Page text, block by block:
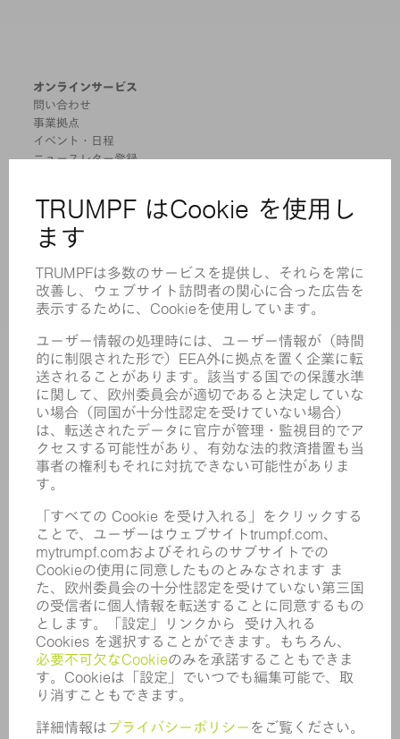
オンラインサービス
問い合わせ
事業拠点
イベント・日程
ニュースレター登録
製品
機械 & システム
レーザ
パワーエレクトロニクス
電気ツール
スマートファクトリー
ソフトウェア
サービス
アプリケーション
業界
企業
キャリア
求人情報
企業プロフィール
取締役会
年次報告書
コンプライアンス
内部通報制度
セキュリティ
プレスリリース
マガジン
サステナビリティ
気候と環境
社会と地域
コーポレートガバナンス